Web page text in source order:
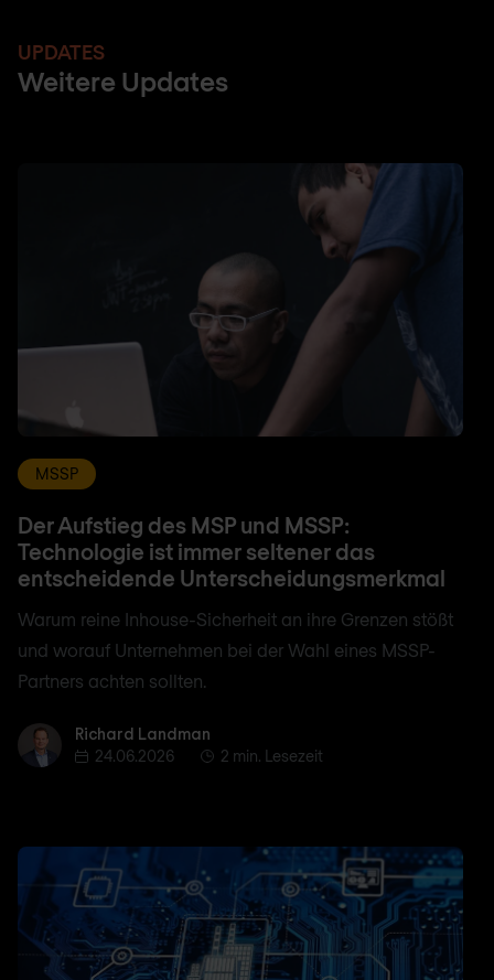
UPDATES
Weitere Updates
MSSP
Der Aufstieg des MSP und MSSP:
Technologie ist immer seltener das
entscheidende Unterscheidungsmerkmal
Warum reine Inhouse-Sicherheit an ihre Grenzen stößt
und worauf Unternehmen bei der Wahl eines MSSP-
Partners achten sollten.
Richard Landman
Richard Landman
24.06.2026
2 min. Lesezeit